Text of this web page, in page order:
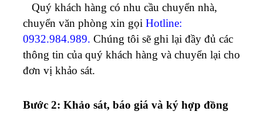
Quý khách hàng có nhu cầu chuyển nhà,
chuyển văn phòng xin gọi Hotline:
0932.984.989. Chúng tôi sẽ ghi lại đầy đủ các
thông tin của quý khách hàng và chuyển lại cho
đơn vị khảo sát.
Bước 2: Khảo sát, báo giá và ký hợp đồng